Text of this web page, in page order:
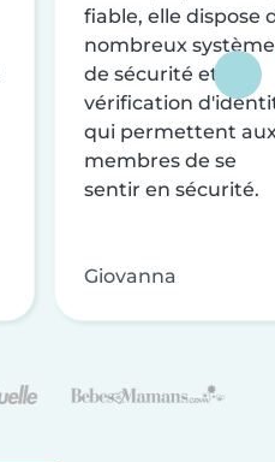
fiable, elle dispose
nombreux
de sécurité et de
vérification
qui permettent
membres de se
sentir en sécurité.
Giovanna